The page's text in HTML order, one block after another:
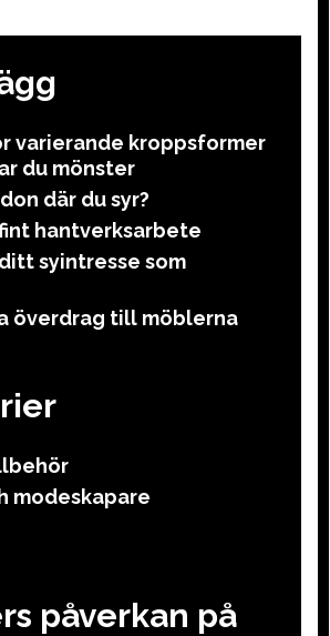
varierande kroppsformer
du mönster
där du syr?
hantverksarbete
syintresse som
överdrag till möblerna
modeskapare
påverkan på